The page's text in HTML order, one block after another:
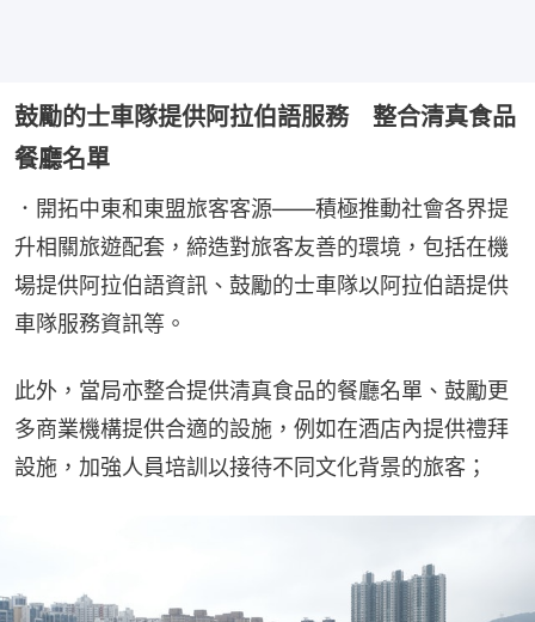
鼓勵的士車隊提供阿拉伯語服務 整合清真食品
餐廳名單
．開拓中東和東盟旅客客源——積極推動社會各界提
升相關旅遊配套，締造對旅客友善的環境，包括在機
場提供阿拉伯語資訊、鼓勵的士車隊以阿拉伯語提供
車隊服務資訊等。
此外，當局亦整合提供清真食品的餐廳名單、鼓勵更
多商業機構提供合適的設施，例如在酒店內提供禮拜
設施，加強人員培訓以接待不同文化背景的旅客；